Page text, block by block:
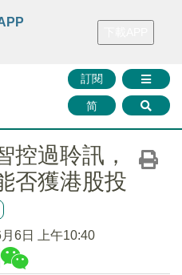
財華證券 媒體矩陣
訂閱
简
控過聆訊，
否獲港股投
6日 上午10:40